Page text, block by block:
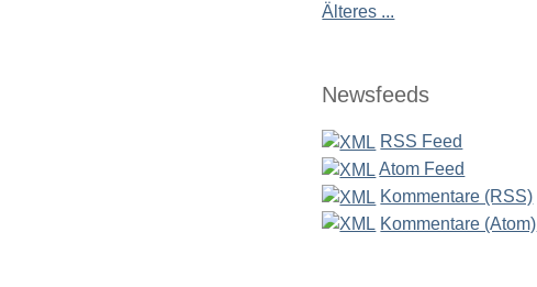
Älteres ...
Newsfeeds
RSS Feed
Atom Feed
Kommentare (RSS)
Kommentare (Atom)